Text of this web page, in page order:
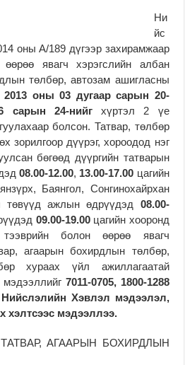
Ни
йс
оны А/189 дүгээр захирамжаар
явагч хэрэгслийн албан
төлбөр, автозам ашигласны
2013 оны 03 дугаар сарын 20-
сарын 24-нийгхүртэл 2 үе
болсон. Татвар, төлбөр
зорилгоор дүүрэг, хороодод нэг
бөгөөд дүүргийн татварын
08.00-12.00, 13.00-17.00 цагийн
Баянгол, Сонгинохайрхан
төвүүд ажлын өдрүүдэд 08.00-
09.00-19.00цагийн хооронд
болон өөрөө явагч
агаарын бохирдлын төлбөр,
хураах үйл ажиллагаатай
мэдээллийг 7011-0705, 1800-1288
Нийслэлийн Хэвлэл мэдээлэл,
хэлтсээс мэдээллээ.
АГААРЫН БОХИРДЛЫН